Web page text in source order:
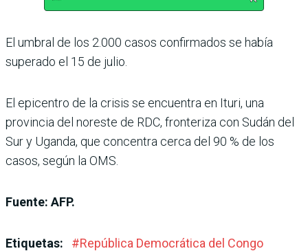
El umbral de los 2.000 casos confirmados se había
superado el 15 de julio.
El epicentro de la crisis se encuentra en Ituri, una
provincia del noreste de RDC, fronteriza con Sudán del
Sur y Uganda, que concentra cerca del 90 % de los
casos, según la OMS.
Fuente: AFP.
Etiquetas: #República Democrática del Congo